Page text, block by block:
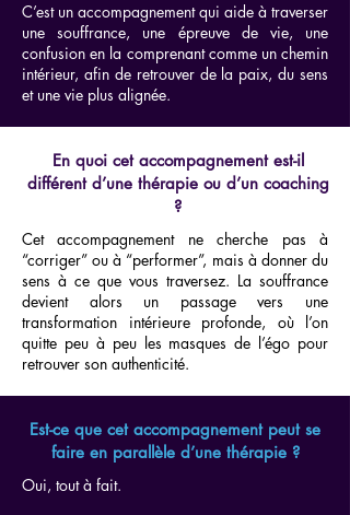
C’est un accompagnement qui aide à traverser
une souffrance, une épreuve de vie, une
confusion en la comprenant comme un chemin
intérieur, afin de retrouver de la paix, du sens
et une vie plus alignée.
En quoi cet accompagnement est-il
différent d’une thérapie ou d’un coaching
?
Cet accompagnement ne cherche pas à
“corriger” ou à “performer”, mais à donner du
sens à ce que vous traversez. La souffrance
devient alors un passage vers une
transformation intérieure profonde, où l’on
quitte peu à peu les masques de l’égo pour
retrouver son authenticité.
Est-ce que cet accompagnement peut se
faire en parallèle d’une thérapie ?
Oui, tout à fait.